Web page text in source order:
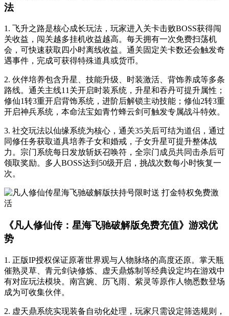
法
1. 飞升之路是核心成长玩法，玩家进入关卡击败BOSS获得闯
关收益，闯关越多挂机收益越高。每天拥有一次免费扫荡机
会，可快速获取四小时离线收益。通关固定关卡数还会触发奇
遇事件，完成可获得特殊道具或货币。
2. 伙伴培养包含升星、技能升级、时装激活、背饰养成等多条
路线。通关主线11关开启时装系统，升星和吞丹可提升属性；
修仙1转3重开启背饰系统，进阶后解锁主动技能；修仙2转3重
开启神兵系统，本命法宝如青竹蜂云剑可触发专属战斗特效。
3. 社交玩法以仙缘系统为核心，通关35关后可结为道侣，通过
同修任务获取道具培养子女和婚戒，子女升星可提升整体战
力。宗门系统每日发放斩妖召唤符，全宗门成员共同击杀后可
领取奖励。多人BOSS达到50级开启，挑战次数每小时恢复一
次。
《凡人修仙传：星海飞驰破解版免费充值》游戏优
势
1. 正版IP授权保证原著世界观与人物脉络的高度还原。掌天瓶
催熟灵草、青元剑诀修炼、虚天鼎炼制等经典设定均在游戏中
有对应玩法模块。南宫婉、历飞雨、紫灵等原作人物悉数登场
成为可收集伙伴。
2. 虚天鼎系统实现装备自动化处理，玩家只需设定筛选规则，